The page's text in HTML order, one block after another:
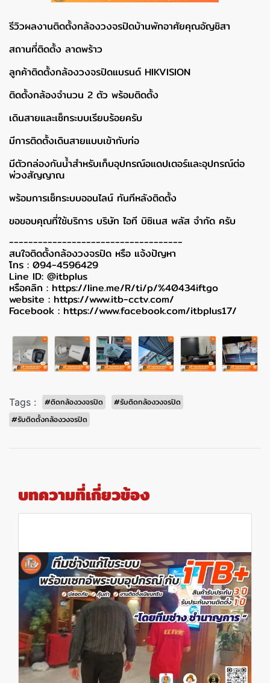
รีวิวผลงานติดตั้งกล้องวงจรปิดบ้านพักอาศัยคุณอัญชิสา
สถานที่ติดตั้ง ลาดพร้าว
ลูกค้าติดตั้งกล้องวงจรปิดแบรนด์ HIKVISION
ติดตั้งกล้องจำนวน 2 ตัว พร้อมติดตั้ง
เดินสายและเซ็ทระบบเรียบร้อยครับ
มีการติดตั้งเดินสายแบบเข้ากับท่อ
มีตัวกล่องกันน้ำสำหรับเก็บอุปกรณ์อแดปเตอร์และอุปกรณ์ต่อ
พ่วงสัญญาณ
พร้อมการเซ็ทระบบออนไลน์ ทันทีหลังติดตั้ง
ขอขอบคุณที่ใช้บริการ บริษัท ไอที บิซิเนส พลัส จำกัด ครับ
------------------------------------
สนใจติดตั้งกล้องวงจรปิด หรือ แจ้งปัญหา
โทร : 094-4596429
Line ID: @itbplus
หรือคลิก : https://line.me/R/ti/p/%40434iftgo
website : https://www.itb-cctv.com/
Facebook : https://www.facebook.com/itbplus17/
Tags : #ติดกล้องวงจรปิด
#รับติดกล้องวงจรปิด
#รับติดตั้งกล้องวงจรปิด
บทความที่เกี่ยวข้อง